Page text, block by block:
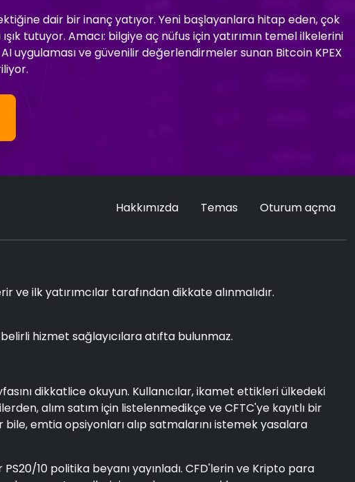
dair bir inanç yatıyor. Yeni başlayanlara hitap eden, çok
tutuyor. Amacı: bilgiye aç nüfus için yatırımın temel ilkelerini
uygulaması ve güvenilir değerlendirmeler sunan Bitcoin KPEX
Hakkımızda Temas Oturum açma
ilk yatırımcılar tarafından dikkate alınmalıdır.
hizmet sağlayıcılara atıfta bulunmaz.
dikkatlice okuyun. Kullanıcılar, ikamet ettikleri ülkedeki
alım satım için listelenmedikçe ve CFTC'ye kayıtlı bir
emtia opsiyonları alıp satmalarını istemek yasalara
PS20/10 politika beyanı yayınladı. CFD'lerin ve Kripto para